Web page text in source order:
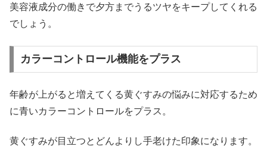
美容液成分の働きで夕方までうるツヤをキープしてくれる
でしょう。
カラーコントロール機能をプラス
年齢が上がると増えてくる黄ぐすみの悩みに対応するため
に青いカラーコントロールをプラス。
黄ぐすみが目立つとどんよりし手老けた印象になります。